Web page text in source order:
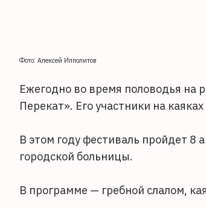
Фото: Алексей Ипполитов
Ежегодно во время половодья на
Перекат». Его участники на
В этом году фестиваль пройдет 8
городской больницы.
В программе — гребной слалом,